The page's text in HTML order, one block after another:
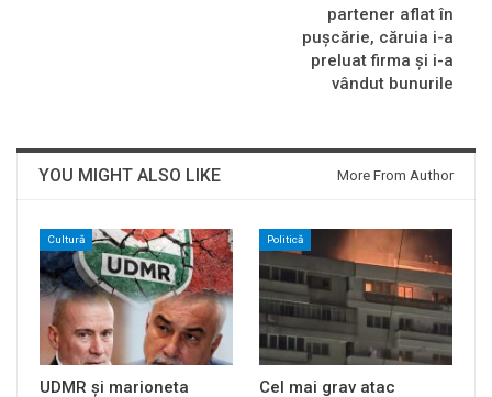
partener aflat în
puşcărie, căruia i-a
preluat firma şi i-a
vândut bunurile
YOU MIGHT ALSO LIKE More From Author
Cultură
UDMR și marioneta
Politică
Cel mai grav atac